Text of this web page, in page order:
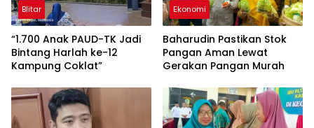
Blitar
“1.700 Anak PAUD-TK Jadi
Bintang Harlah ke-12
Kampung Coklat”
Ekonomi
Baharudin Pastikan Stok
Pangan Aman Lewat
Gerakan Pangan Murah